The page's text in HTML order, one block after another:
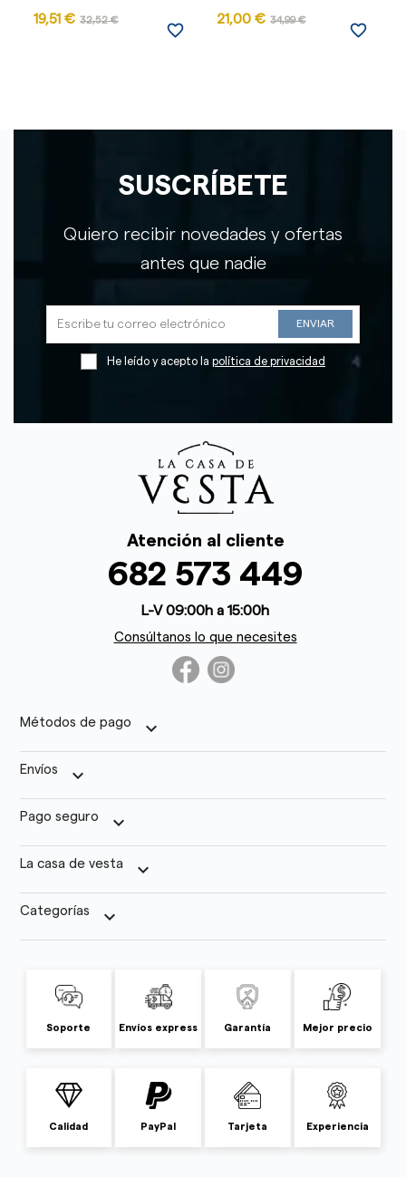
19,51 € 32,52 €
favorite_border
21,00 € 34,99 €
favorite_border
SUSCRÍBETE
Quiero recibir novedades y ofertas
antes que nadie
He leído y acepto la política de privacidad
Atención al cliente
682 573 449
L-V 09:00h a 15:00h
Consúltanos lo que necesites
Métodos de pago keyboard_arrow_down
Envíos keyboard_arrow_down
Pago seguro keyboard_arrow_down
La casa de vesta keyboard_arrow_down
Categorías keyboard_arrow_down
Soporte Envíos express Garantía Mejor precio
Calidad PayPal Tarjeta Experiencia